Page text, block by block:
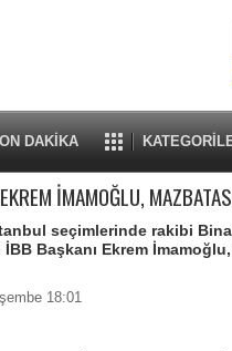
DAKİKA
İMAMOĞLU,
seçimlerinde rakibi Binali
Başkanı Ekrem
18:01